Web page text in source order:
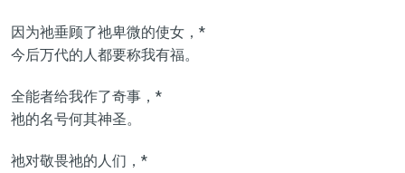
因为祂垂顾了祂卑微的使女，*
今后万代的人都要称我有福。
全能者给我作了奇事，*
祂的名号何其神圣。
祂对敬畏祂的人们，*